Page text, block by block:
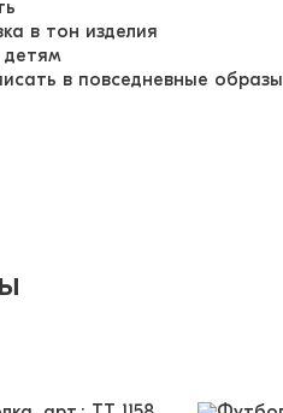
в тон изделия
детям
в повседневные образы